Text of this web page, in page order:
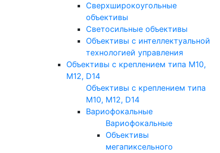
Сверхширокоугольные
объективы
Светосильные объективы
Объективы с интеллектуальной
технологией управления
Объективы с креплением типа M10,
M12, D14
Объективы с креплением типа
M10, M12, D14
Вариофокальные
Вариофокальные
Объективы
мегапиксельного